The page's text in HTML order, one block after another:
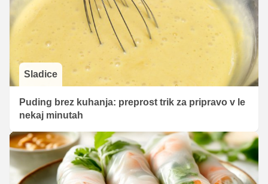
Sladice
Puding brez kuhanja: preprost trik za pripravo v le
nekaj minutah